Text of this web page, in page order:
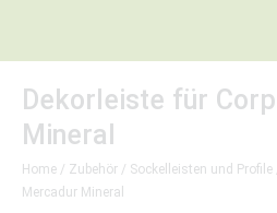
Dekorleiste für
Mineral
Home / Zubehör / Sockelleisten und Profile
Mercadur Mineral